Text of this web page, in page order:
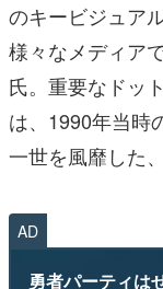
のキービジュア
様々なメディア
氏。重要なドッ
は、1990年当時
一世を風靡した
AD
勇者パーティは